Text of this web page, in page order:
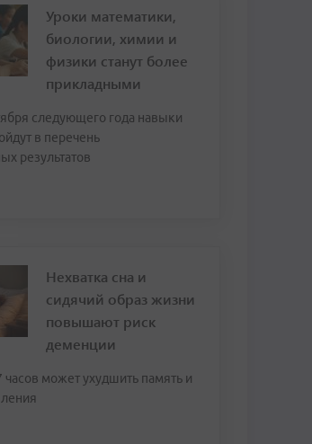
Уроки математики,
биологии, химии и
физики станут более
прикладными
следующего года навыки
в перечень
результатов
Нехватка сна и
сидячий образ жизни
повышают риск
деменции
может ухудшить память и